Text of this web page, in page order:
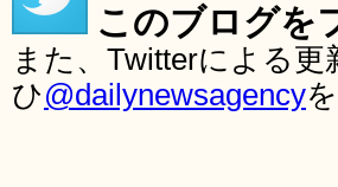
このブログを
また、Twitterによる
ひ@dailynewsagency